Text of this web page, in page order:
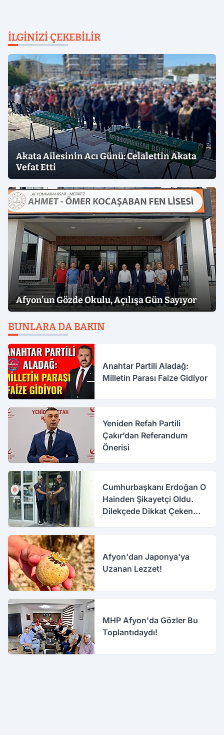
İLGINIZI ÇEKEBILIR
Akata Ailesinin Acı Günü: Celalettin Akata
Vefat Etti
Afyon’un Gözde Okulu, Açılışa Gün Sayıyor
BUNLARA DA BAKIN
Anahtar Partili Aladağ:
Milletin Parası Faize Gidiyor
Yeniden Refah Partili
Çakır’dan Referandum
Önerisi
Cumhurbaşkanı Erdoğan O
Hainden Şikayetçi Oldu.
Dilekçede Dikkat Çeken
Afyon'dan Japonya'ya
Uzanan Lezzet!
MHP Afyon'da Gözler Bu
Toplantıdaydı!